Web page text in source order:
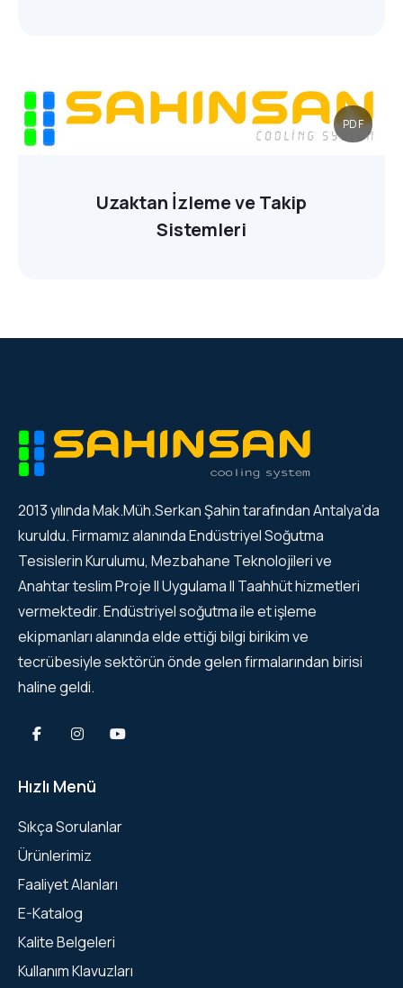
PDF
Uzaktan İzleme ve Takip
Sistemleri
2013 yılında Mak.Müh.Serkan Şahin tarafından Antalya’da
kuruldu. Firmamız alanında Endüstriyel Soğutma
Tesislerin Kurulumu, Mezbahane Teknolojileri ve
Anahtar teslim Proje II Uygulama II Taahhüt hizmetleri
vermektedir. Endüstriyel soğutma ile et işleme
ekipmanları alanında elde ettiği bilgi birikim ve
tecrübesiyle sektörün önde gelen firmalarından birisi
haline geldi.
Hızlı Menü
Sıkça Sorulanlar
Ürünlerimiz
Faaliyet Alanları
E-Katalog
Kalite Belgeleri
Kullanım Klavuzları